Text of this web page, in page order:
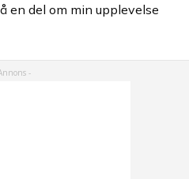
en del om min upplevelse